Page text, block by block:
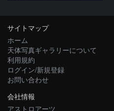
サイトマップ
ホーム
天体写真ギャラリーについて
利用規約
ログイン/新規登録
お問い合わせ
会社情報
アストロアーツ